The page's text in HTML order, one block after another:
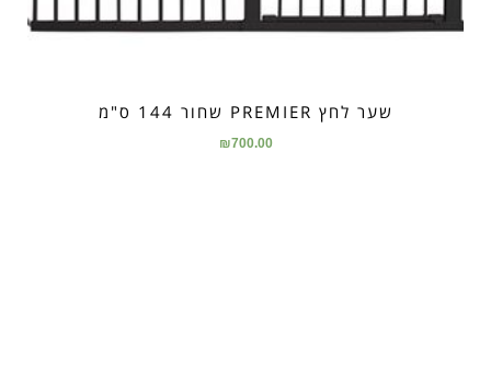
שער לחץ PREMIER שחור 144 ס"מ
₪700.00